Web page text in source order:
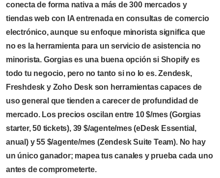
conecta de forma nativa a más de 300 mercados y
tiendas web con IA entrenada en consultas de comercio
electrónico, aunque su enfoque minorista significa que
no es la herramienta para un servicio de asistencia no
minorista. Gorgias es una buena opción si Shopify es
todo tu negocio, pero no tanto si no lo es. Zendesk,
Freshdesk y Zoho Desk son herramientas capaces de
uso general que tienden a carecer de profundidad de
mercado. Los precios oscilan entre 10 $/mes (Gorgias
starter, 50 tickets), 39 $/agente/mes (eDesk Essential,
anual) y 55 $/agente/mes (Zendesk Suite Team). No hay
un único ganador; mapea tus canales y prueba cada uno
antes de comprometerte.